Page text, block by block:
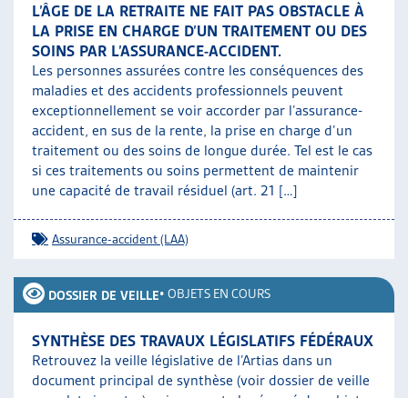
L’ÂGE DE LA RETRAITE NE FAIT PAS OBSTACLE À
LA PRISE EN CHARGE D’UN TRAITEMENT OU DES
SOINS PAR L’ASSURANCE-ACCIDENT.
Les personnes assurées contre les conséquences des
maladies et des accidents professionnels peuvent
exceptionnellement se voir accorder par l’assurance-
accident, en sus de la rente, la prise en charge d’un
traitement ou des soins de longue durée. Tel est le cas
si ces traitements ou soins permettent de maintenir
une capacité de travail résiduel (art. 21 […]
Assurance-accident (LAA)
DOSSIER DE VEILLE• OBJETS EN COURS
SYNTHÈSE DES TRAVAUX LÉGISLATIFS FÉDÉRAUX
Retrouvez la veille législative de l’Artias dans un
document principal de synthèse (voir dossier de veille